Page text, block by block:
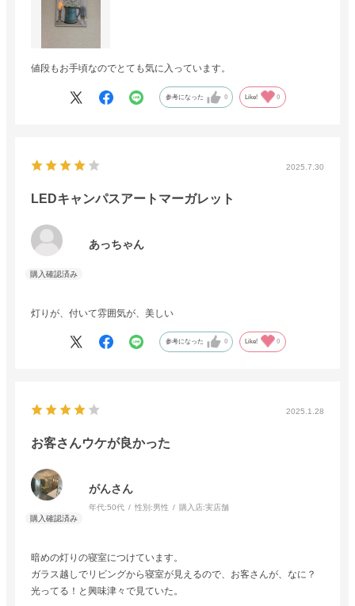
値段もお手頃なのでとても気に入っています。
参考になった 0 Like! 0
2025.7.30
LEDキャンパスアートマーガレット
あっちゃん
灯りが、付いて雰囲気が、美しい
参考になった 0 Like! 0
2025.1.28
お客さんウケが良かった
がんさん
年代:50代 性別:男性 購入店:実店舗
暗めの灯りの寝室につけています。
ガラス越しでリビングから寝室が見えるので、お客さんが、なに？
光ってる！と興味津々で見ていた。